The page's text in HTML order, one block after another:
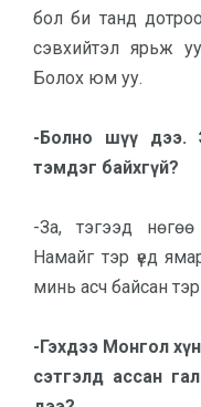
бол би танд
сэвхийтэл ярьж
Болох юм уу.
-Болно шүү дээ.
тэмдэг байхгүй?
-За, тэгээд нөгөө
Намайг тэр үед
минь асч байсан
-Гэхдээ Монгол
сэтгэлд ас­сан